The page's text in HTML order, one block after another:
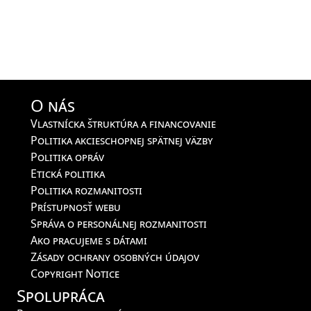
O nás
Vlastnícka štruktúra a financovanie
Politika akcieschopnej spätnej väzby
Politika opráv
Etická politika
Politika rozmanitosti
Prístupnosť webu
Správa o personálnej rozmanitosti
Ako pracujeme s dátami
Zásady ochrany osobných údajov
Copyright Notice
Spolupráca